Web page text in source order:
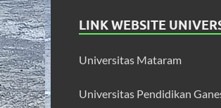
LINK WEBSITE
Universitas Mataram
Universitas Pendidikan